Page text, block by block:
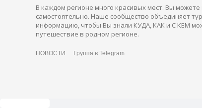
В каждом регионе много красивых мест. Вы можете
самостоятельно. Наше сообщество объединяет
информацию, чтобы Вы знали КУДА, КАК и С КЕМ
путешествие в родном регионе.
НОВОСТИ Группа в Telegram